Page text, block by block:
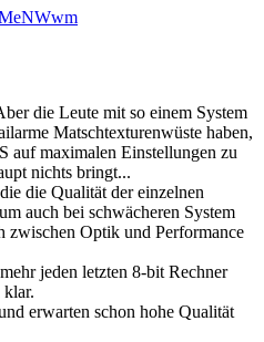
die Leute mit so einem System
Matschtexturenwüste haben,
auf maximalen Einstellungen zu
nichts bringt...
die Qualität der einzelnen
auch bei schwächeren System
zwischen Optik und Performance
jeden letzten 8-bit Rechner
klar.
erwarten schon hohe Qualität